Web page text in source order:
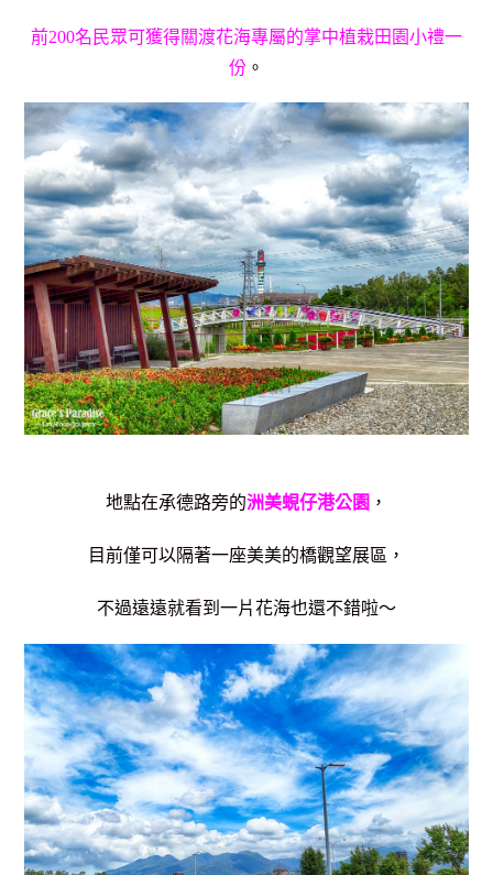
前200名民眾可獲得關渡花海專屬的掌中植栽田園小禮一
份 。
地點在承德路旁的洲美蜆仔港公園 ，
目前僅可以隔著一座美美的橋觀望展區，
不過遠遠就看到一片花海也還不錯啦～